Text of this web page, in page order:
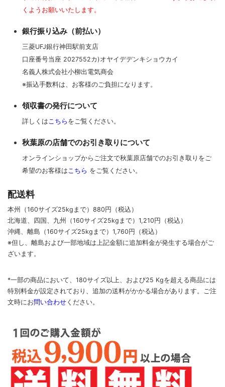
くようお願いいたします。
銀行振り込み（前払い）
三菱UFJ銀行神田駅前支店
口座番号当座 2027552カ)オヤイデデンキショウカイ
名義人株式会社小柳出電気商会
※振込手数料は、お客様のご負担になります。
領収書の発行について
詳しくはこちら をご覧ください。
秋葉原の店舗でのお引き取りについて
オンラインショップからご注文で秋葉原店舗でのお引き取りをご
希望のお客様はこちら をご覧ください。
配送料
本州（160サイズ25kgまで）880円（税込）
北海道、四国、九州
（160サイズ25kgまで） 1,210円（税込）
沖縄、離島 （160サイズ25kgまで） 1,760円（税込）
※但し、離島および一部地域は上記金額に追加料金が発生する場合がご
ざいます。
*一部の商品において、180サイズ以上、および25 Kgを超える商品には
特別料金が設定されており、追加の送料がかかる場合があります。 ご注
文時にお問い合わせ ください。